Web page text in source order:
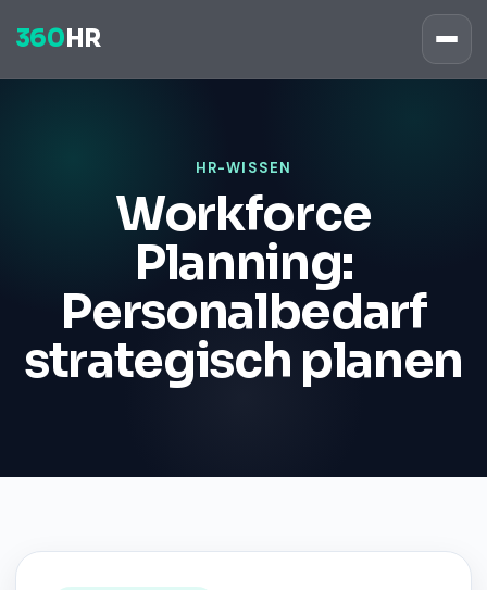
360 HR
HR-WISSEN
Workforce
Planning:
Personalbedarf
strategisch planen